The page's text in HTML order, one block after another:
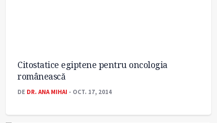
Citostatice egiptene pentru oncologia
românească
DE DR. ANA MIHAI - OCT. 17, 2014